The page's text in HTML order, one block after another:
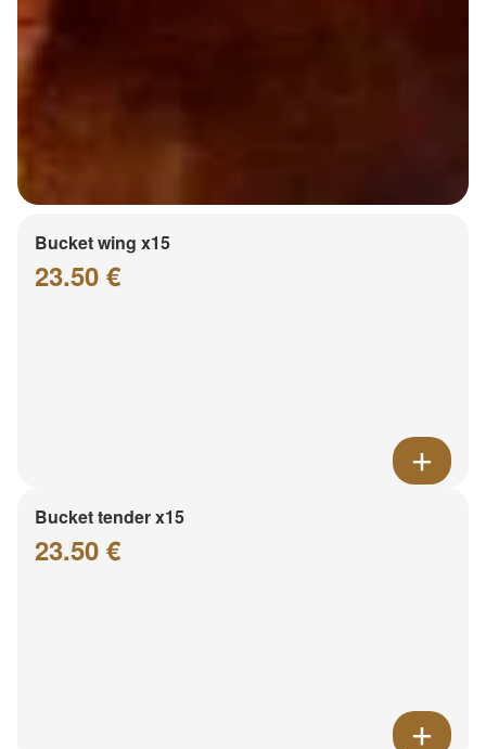
Bucket wing x15
23.50 €
Bucket tender x15
23.50 €